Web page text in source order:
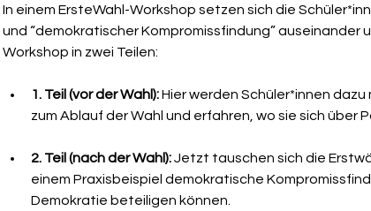
In einem ErsteWahl-Workshop setzen sich die
und “demokratischer Kompromissfindung” auseinander
Workshop in zwei Teilen:
1. Teil (vor der Wahl): Hier werden Schüler*innen
zum Ablauf der Wahl und erfahren, wo sie sich über
2. Teil (nach der Wahl): Jetzt tauschen sich die
einem Praxisbeispiel demokratische
Demokratie beteiligen können.